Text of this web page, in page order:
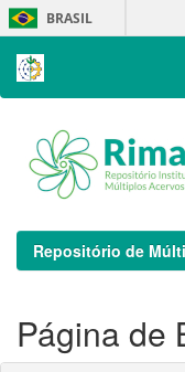
Skip
navigation
BRASIL
Repositório de
Página de